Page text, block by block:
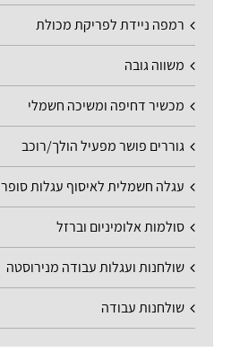
רמפה ניידת לפריקת מכולת
משווה גובה
מכשיר דחיפה ומשיכה חשמלי
גוררים פושר מפעיל הולך/רוכב
עגלה חשמלית לאיסוף עגלות סופר
סולמות אלומיניום וברזל
שולחנות ועגלות עבודה מנירוסטה
שולחנות עבודה